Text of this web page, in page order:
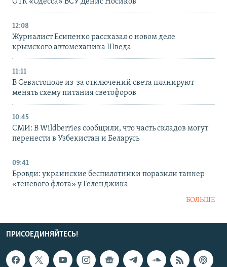
12:08
Журналист Есипенко рассказал о новом деле
крымского автомеханика Шведа
11:11
В Севастополе из-за отключений света планируют
менять схему питания светофоров
10:45
СМИ: В Wildberries сообщили, что часть складов могут
перенести в Узбекистан и Беларусь
09:41
Бровди: украинские беспилотники поразили танкер
«теневого флота» у Геленджика
БОЛЬШЕ
ПРИСОЕДИНЯЙТЕСЬ!